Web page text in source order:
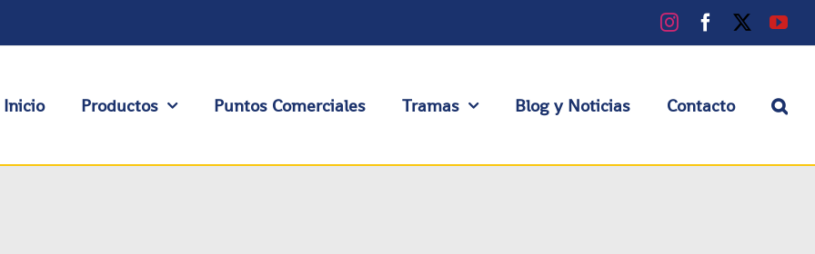
InstagramFacebook
Inicio Productos Puntos Comerciales Tramas Blog y Noticias Contacto